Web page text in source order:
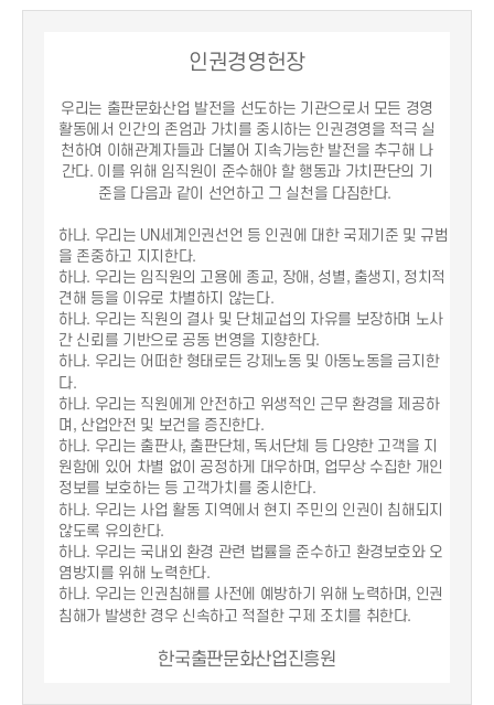
인권경영헌장
우리는 출판문화산업 발전을 선도하는 기관으로서 모든 경영
활동에서 인간의 존엄과 가치를 중시하는 인권경영을 적극 실
천하여 이해관계자들과 더불어 지속가능한 발전을 추구해 나
간다. 이를 위해 임직원이 준수해야 할 행동과 가치판단의 기
준을 다음과 같이 선언하고 그 실천을 다짐한다.
하나. 우리는 UN세계인권선언 등 인권에 대한 국제기준 및 규범
을 존중하고 지지한다.
하나. 우리는 임직원의 고용에 종교, 장애, 성별, 출생지, 정치적
견해 등을 이유로 차별하지 않는다.
하나. 우리는 직원의 결사 및 단체교섭의 자유를 보장하며 노사
간 신뢰를 기반으로 공동 번영을 지향한다.
하나. 우리는 어떠한 형태로든 강제노동 및 아동노동을 금지한
다.
하나. 우리는 직원에게 안전하고 위생적인 근무 환경을 제공하
며, 산업안전 및 보건을 증진한다.
하나. 우리는 출판사, 출판단체, 독서단체 등 다양한 고객을 지
원함에 있어 차별 없이 공정하게 대우하며, 업무상 수집한 개인
정보를 보호하는 등 고객가치를 중시한다.
하나. 우리는 사업 활동 지역에서 현지 주민의 인권이 침해되지
않도록 유의한다.
하나. 우리는 국내외 환경 관련 법률을 준수하고 환경보호와 오
염방지를 위해 노력한다.
하나. 우리는 인권침해를 사전에 예방하기 위해 노력하며, 인권
침해가 발생한 경우 신속하고 적절한 구제 조치를 취한다.
한국출판문화산업진흥원